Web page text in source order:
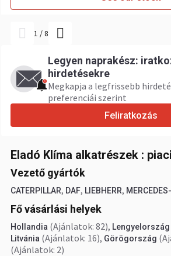
1 /8
Legyen naprakész:
hirdetésekre
Megkapja a legfrissebb
preferenciái szerint
Feliratkozás
Eladó Klíma alkatrészek :
Vezető gyártók
CATERPILLAR, DAF, LIEBHERR,
Fő vásárlási helyek
Hollandia (Ajánlatok: 82), Lengyelország
Litvánia (Ajánlatok: 16), Görögország
(Ajánlatok: 2)